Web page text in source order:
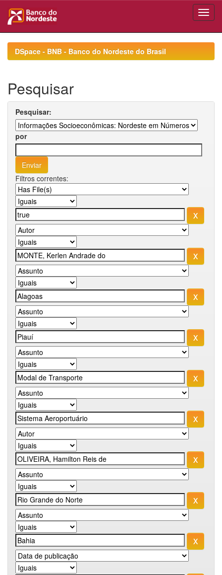
navigationDSpace - BNB - Banco do Nordeste do Brasil
Pesquisar
Pesquisar:
por
Filtros correntes: